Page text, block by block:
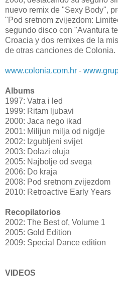
nuevo remix de "Sexy Body",
"Pod sretnom zvijezdom:
segundo disco con "Avantura
Croacia y dos remixes de la
de otras canciones de Colonia.
www.colonia.com.hr -
Albums
1997: Vatra i led
1999: Ritam ljubavi
2000: Jaca nego ikad
2001: Milijun milja od nigdje
2002: Izgubljeni svijet
2003: Dolazi oluja
2005: Najbolje od svega
2006: Do kraja
2008: Pod sretnom zvijezdom
2010: Retroactive Early Years
Recopilatorios
2002: The Best of, Volume 1
2005: Gold Edition
2009: Special Dance edition
VIDEOS